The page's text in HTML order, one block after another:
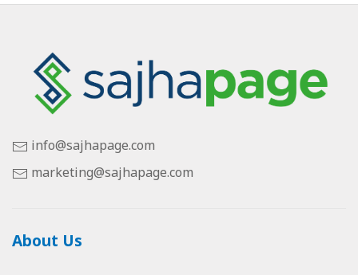
info@sajhapage.com
marketing@sajhapage.com
About Us